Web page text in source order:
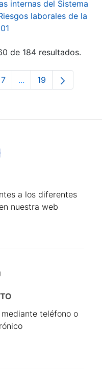
internas del Sistema
laborales de la
de 184 resultados.
Use TAB para
Página
7 ...Páginas intermedias
Página
19
a los diferentes
nuestra web
teléfono o